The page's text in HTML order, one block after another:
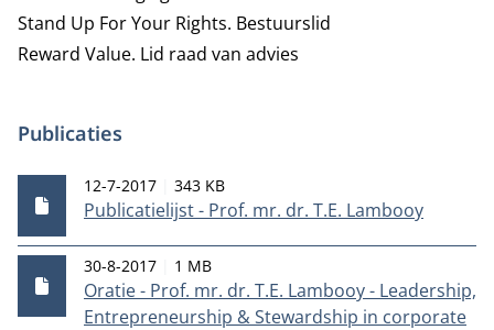
Stand Up For Your Rights. Bestuurslid
Reward Value. Lid raad van advies
Publicaties
Publicatielijst - Prof. mr. dr. T.E. Lambooy
Publicatiedatum
12-7-2017 Bestandsgrootte
343 KB
Oratie - Prof. mr. dr. T.E. Lambooy - Leadership,
Entrepreneurship & Stewardship in corporate
Publicatiedatum
30-8-2017 Bestandsgrootte
1 MB